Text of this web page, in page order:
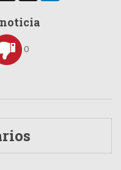
0